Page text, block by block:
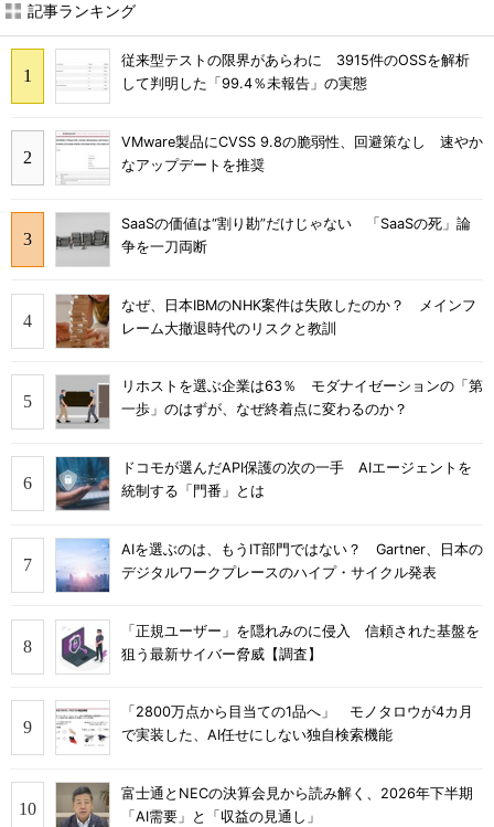
記事ランキング
従来型テストの限界があらわに 3915件のOSSを解析
して判明した「99.4％未報告」の実態
VMware製品にCVSS 9.8の脆弱性、回避策なし 速やか
なアップデートを推奨
SaaSの価値は“割り勘”だけじゃない 「SaaSの死」論
争を一刀両断
なぜ、日本IBMのNHK案件は失敗したのか？ メインフ
レーム大撤退時代のリスクと教訓
リホストを選ぶ企業は63％ モダナイゼーションの「第
一歩」のはずが、なぜ終着点に変わるのか？
ドコモが選んだAPI保護の次の一手 AIエージェントを
統制する「門番」とは
AIを選ぶのは、もうIT部門ではない？ Gartner、日本の
デジタルワークプレースのハイプ・サイクル発表
「正規ユーザー」を隠れみのに侵入 信頼された基盤を
狙う最新サイバー脅威【調査】
「2800万点から目当ての1品へ」 モノタロウが4カ月
で実装した、AI任せにしない独自検索機能
富士通とNECの決算会見から読み解く、2026年下半期
「AI需要」と「収益の見通し」